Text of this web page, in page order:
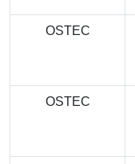
OSTEC
OSTEC